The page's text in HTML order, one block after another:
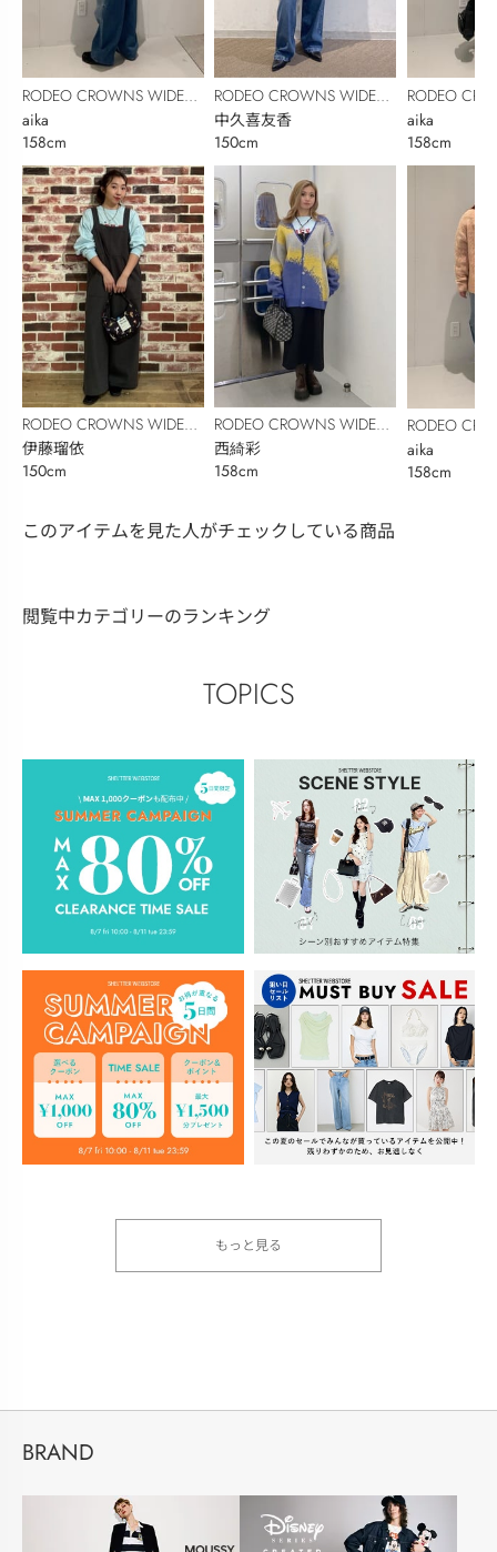
RODEO CROWNS WIDE
BOWL
aika
158cm
RODEO CROWNS WIDE
BOWL
伊藤瑠依
150cm
RODEO CROWNS WIDE
BOWL
中久喜友香
150cm
RODEO CROWNS WIDE
BOWL
西綺彩
158cm
RODEO
BOWL
aika
158cm
RODEO
BOWL
aika
158cm
このアイテムを見た人がチェックしている商品
閲覧中カテゴリーのランキング
TOPICS
もっと見る
BRAND